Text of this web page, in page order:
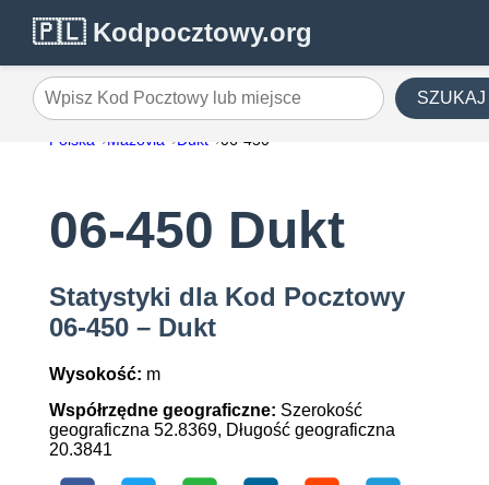
🇵🇱 Kodpocztowy.org
Wpisz Kod Pocztowy lub miejsce SZUKAJ
Polska Mazovia Dukt 06-450
06-450 Dukt
Statystyki dla Kod Pocztowy
06-450 – Dukt
Wysokość: m
Współrzędne geograficzne: Szerokość
geograficzna 52.8369, Długość geograficzna
20.3841